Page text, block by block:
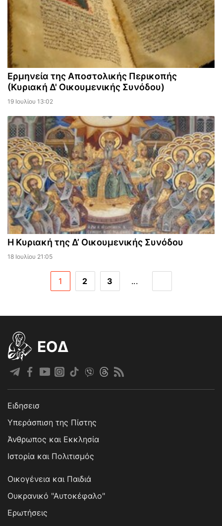
Ερμηνεία της Αποστολικής Περικοπής
(Κυριακή Δ' Οικουμενικής Συνόδου)
19 Ιουλίου 13:02
Η Κυριακή της Δ’ Οικουμενικής Συνόδου
18 Ιουλίου 21:05
1 2 3 ...
EOΔ
Ειδησεισ
Υπεράσπιση της Πίστης
Άνθρωπος και Εκκλησία
Ιστορία και Πολιτισμός
Οικογένεια και Παιδιά
Ουκρανικό "Αυτοκέφαλο"
Ερωτήσεις